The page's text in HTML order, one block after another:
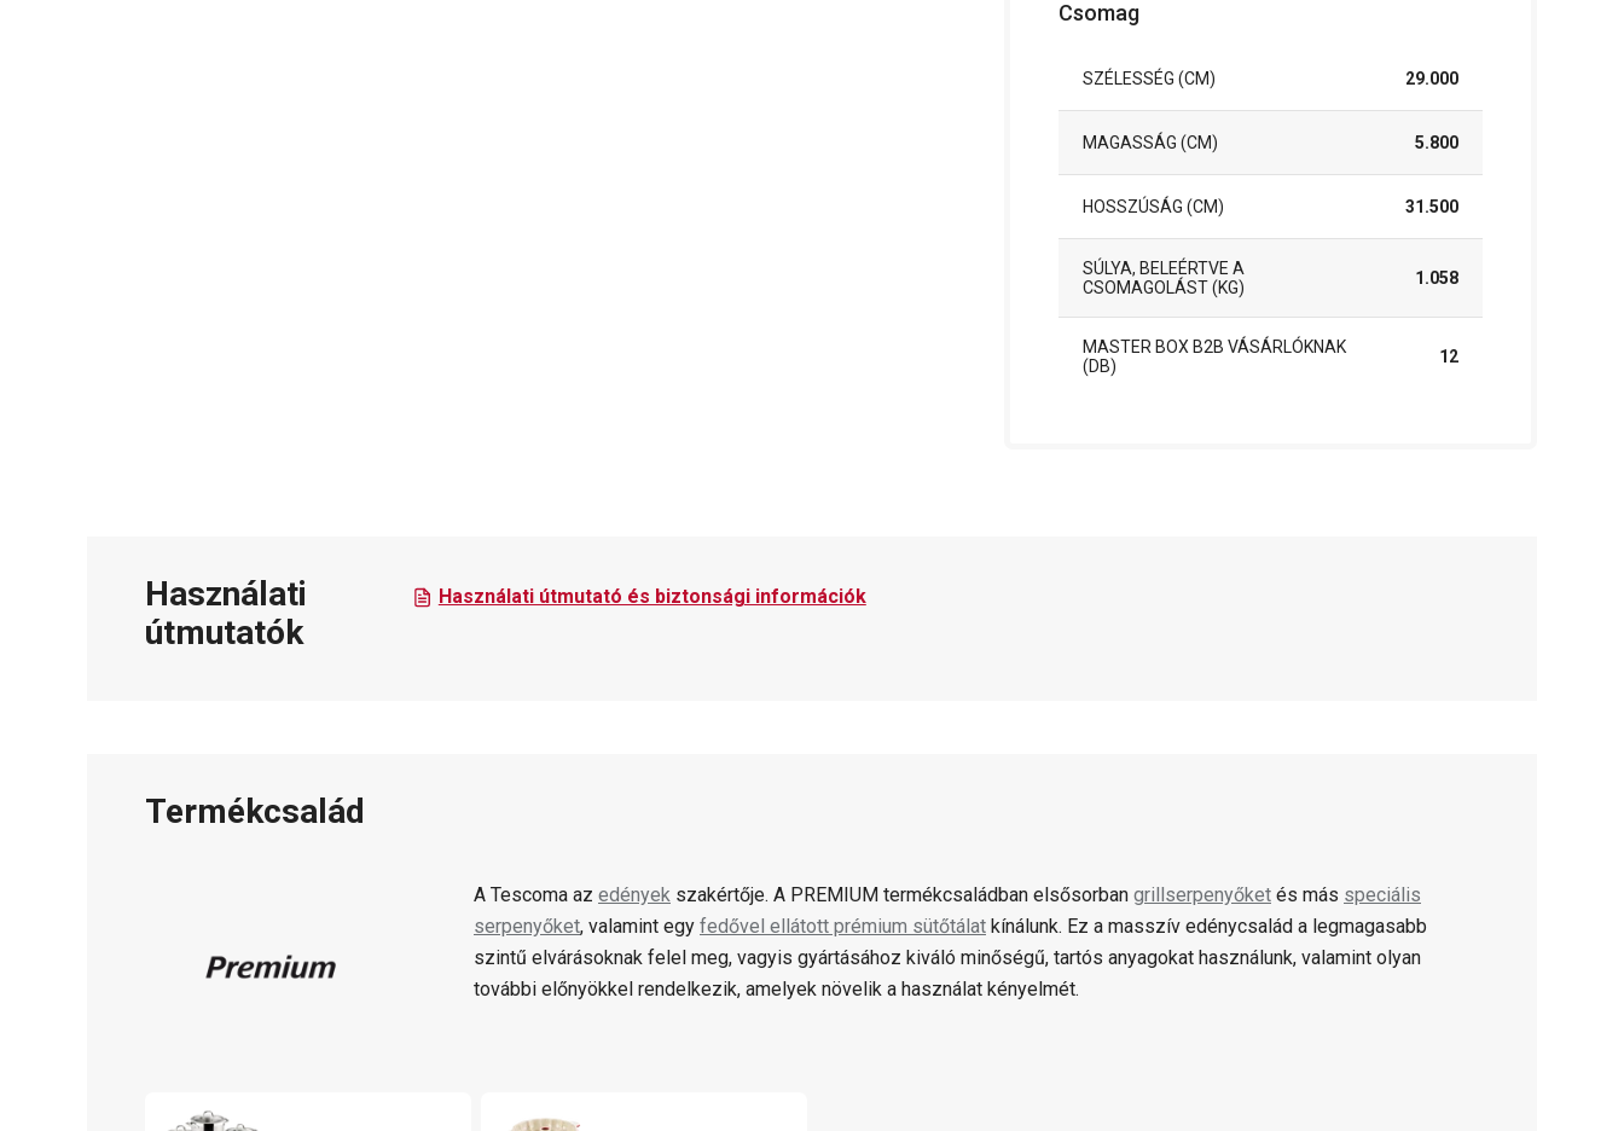
Csomag
SZÉLESSÉG (CM) 29.000
MAGASSÁG (CM) 5.800
HOSSZÚSÁG (CM) 31.500
SÚLYA, BELEÉRTVE A
CSOMAGOLÁST (KG)
1.058
MASTER BOX B2B VÁSÁRLÓKNAK
(DB)
12
Használati
útmutatók
Használati útmutató és biztonsági információk
Termékcsalád
A Tescoma az edények szakértője. A PREMIUM termékcsaládban elsősorban grillserpenyőket és más speciális
serpenyőket, valamint egy fedővel ellátott prémium sütőtálat kínálunk. Ez a masszív edénycsalád a legmagasabb
szintű elvárásoknak felel meg, vagyis gyártásához kiváló minőségű, tartós anyagokat használunk, valamint olyan
további előnyökkel rendelkezik, amelyek növelik a használat kényelmét.